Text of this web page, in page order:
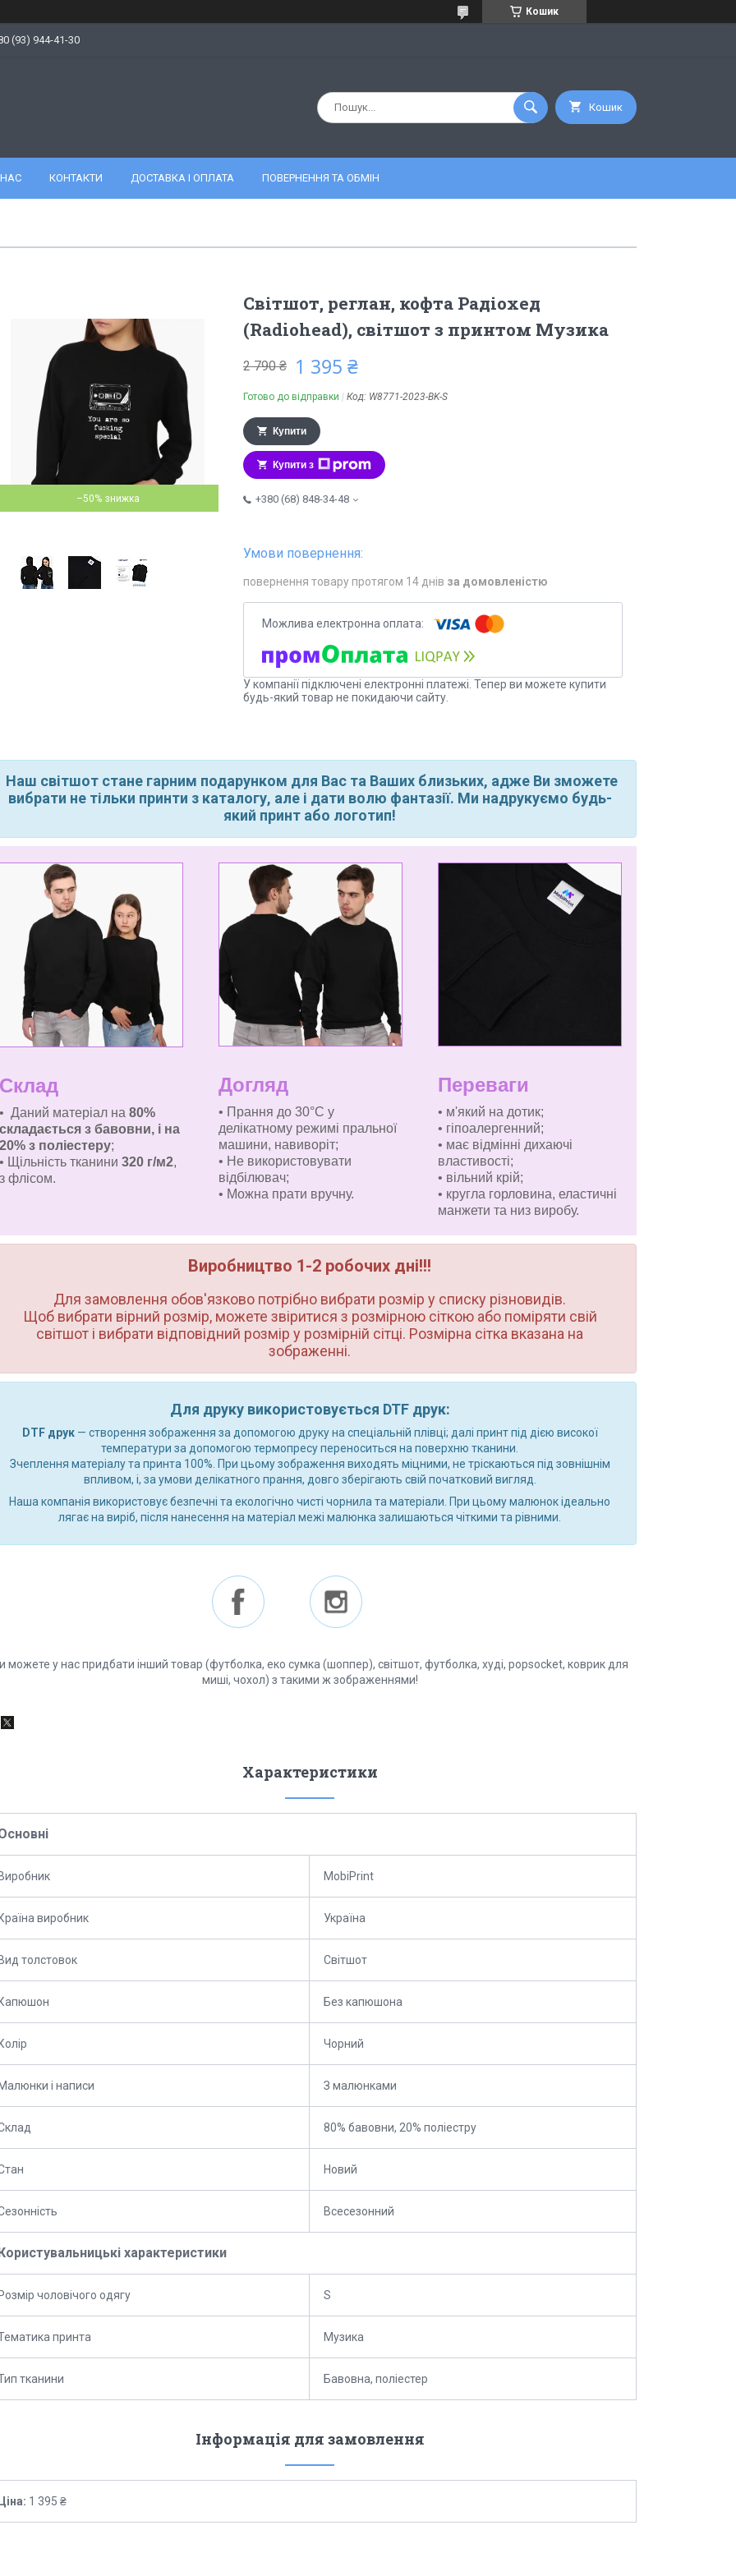
Кошик
(93) 944-41-30
Кошик
КОНТАКТИ ДОСТАВКА І ОПЛАТА ПОВЕРНЕННЯ ТА ОБМІН
–50%
Світшот, реглан, кофта Радіохед
(Radiohead), світшот з принтом Музика
2 790 ₴ 1 395 ₴
Готово до відправки Код: W8771-2023-BK-S
Купити
Купити з
+380 (68) 848-34-48
повернення товару протягом 14 днів за домовленістю
У компанії підключені електронні платежі. Тепер ви можете купити
будь-який товар не покидаючи сайту.
Наш світшот стане гарним подарунком для Вас та Ваших близьких, адже Ви зможете
вибрати не тільки принти з каталогу, але і дати волю фантазії. Ми надрукуємо будь-
який принт або логотип!
Склад
• Даний матеріал на 80%
складається з бавовни, і на
20% з поліестеру;
• Щільність тканини 320 г/м2,
з флісом.
Догляд
• Прання до 30°C у
делікатному режимі пральної
машини, навиворіт;
• Не використовувати
відбілювач;
• Можна прати вручну.
Переваги
• м'який на дотик;
• гіпоалергенний;
• має відмінні дихаючі
властивості;
• вільний крій;
• кругла горловина, еластичні
манжети та низ виробу.
Виробництво 1-2 робочих дні!!!
Для замовлення обов'язково потрібно вибрати розмір у списку різновидів.
Щоб вибрати вірний розмір, можете звіритися з розмірною сіткою або поміряти свій
світшот і вибрати відповідний розмір у розмірній сітці. Розмірна сітка вказана на
зображенні.
Для друку використовується DTF друк:
DTF друк— створення зображення за допомогою друку на спеціальній плівці; далі принт під дією високої
температури за допомогою термопресу переноситься на поверхню тканини.
Зчеплення матеріалу та принта 100%. При цьому зображення виходять міцними, не тріскаються під зовнішнім
впливом, і, за умови делікатного прання, довго зберігають свій початковий вигляд.
Наша компанія використовує безпечні та екологічно чисті чорнила та матеріали. При цьому малюнок ідеально
лягає на виріб, після нанесення на матеріал межі малюнка залишаються чіткими та рівними.
можете у нас придбати інший товар (футболка, еко сумка (шоппер), світшот, футболка, худі, popsocket, коврик для
миші, чохол) з такими ж зображеннями!
Характеристики
MobiPrint
виробник Україна
толстовок Світшот
Без капюшона
Чорний
і написи З малюнками
80% бавовни, 20% поліестру
Новий
Всесезонний
характеристики
чоловічого одягу S
принта Музика
тканини Бавовна, поліестер
Інформація для замовлення
1 395 ₴